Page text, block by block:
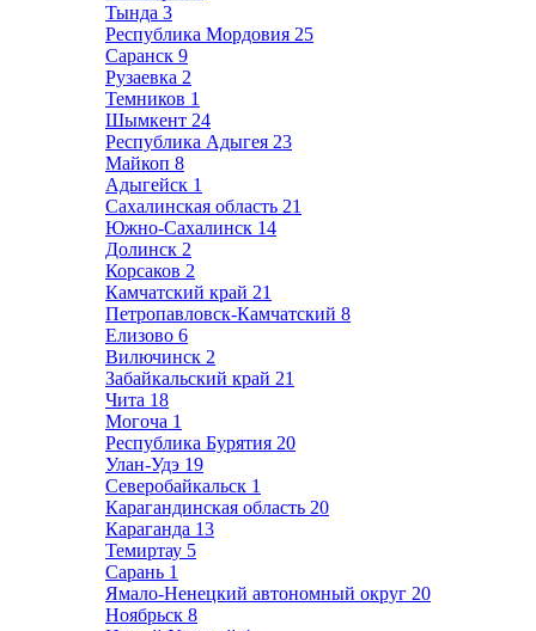
Тында 3
Республика Мордовия 25
Саранск 9
Рузаевка 2
Темников 1
Шымкент 24
Республика Адыгея 23
Майкоп 8
Адыгейск 1
Сахалинская область 21
Южно-Сахалинск 14
Долинск 2
Корсаков 2
Камчатский край 21
Петропавловск-Камчатский 8
Елизово 6
Вилючинск 2
Забайкальский край 21
Чита 18
Могоча 1
Республика Бурятия 20
Улан-Удэ 19
Северобайкальск 1
Карагандинская область 20
Караганда 13
Темиртау 5
Сарань 1
Ямало-Ненецкий автономный округ 20
Ноябрьск 8